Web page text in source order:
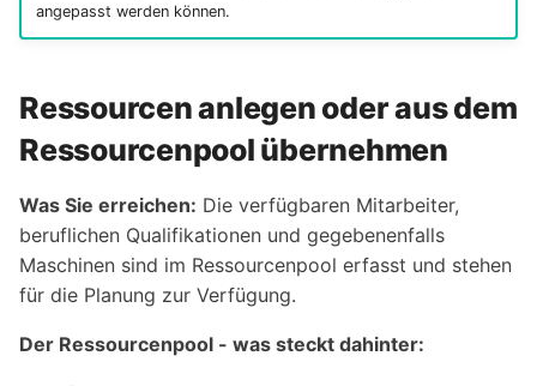
angepasst werden können.
Ressourcen anlegen oder aus dem
Ressourcenpool übernehmen
Was Sie erreichen: Die verfügbaren Mitarbeiter,
beruflichen Qualifikationen und gegebenenfalls
Maschinen sind im Ressourcenpool erfasst und stehen
für die Planung zur Verfügung.
Der Ressourcenpool - was steckt dahinter: